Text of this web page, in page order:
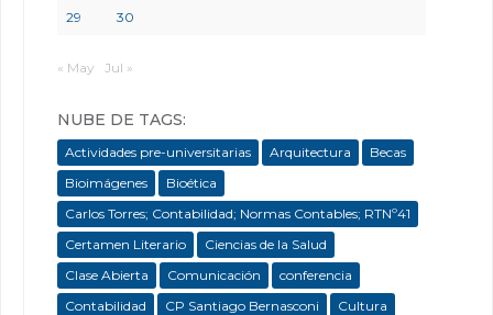
29 30
« May Jul »
NUBE DE TAGS:
Actividades pre-universitarias Arquitectura
Becas
Bioimágenes
Bioética
Carlos Torres; Contabilidad; Normas Contables; RTNº41
Certamen Literario
Ciencias de la Salud
Clase Abierta
Comunicación
conferencia
Contabilidad
CP Santiago Bernasconi
Cultura